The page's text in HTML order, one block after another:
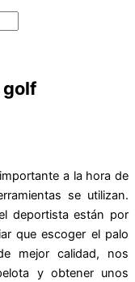
golf
a la hora de
se utilizan.
deportista están por
que escoger el palo
mejor calidad, nos
y obtener unos